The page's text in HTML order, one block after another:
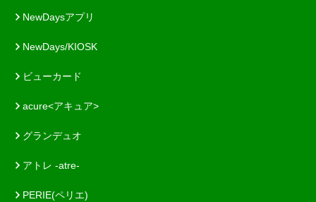
NewDaysアプリ
NewDays/KIOSK
ビューカード
acure<アキュア>
グランデュオ
アトレ -atre-
PERIE(ペリエ)